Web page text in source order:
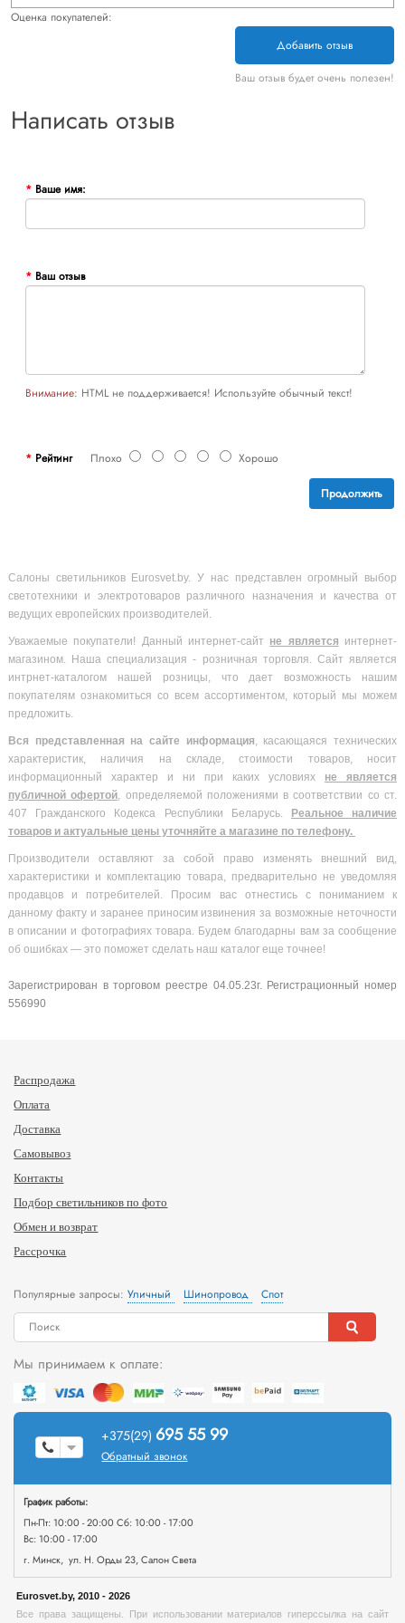
Оценка покупателей:
Добавить отзыв
Ваш отзыв будет очень полезен!
Написать отзыв
Ваше имя:
Ваш отзыв
Внимание: HTML не поддерживается! Используйте обычный текст!
РейтингПлохо Хорошо
Продолжить
Салоны светильников Eurosvet.by. У нас представлен огромный выбор
светотехники и электротоваров различного назначения и качества от
ведущих европейских производителей.
Уважаемые покупатели! Данный интернет-сайт не является интернет-
магазином. Наша специализация - розничная торговля. Сайт является
интрнет-каталогом нашей розницы, что дает возможность нашим
покупателям ознакомиться со всем ассортиментом, который мы можем
предложить.
Вся представленная на сайте информация, касающаяся технических
характеристик, наличия на складе, стоимости товаров, носит
информационный характер и ни при каких условиях не является
публичной офертой, определяемой положениями в соответствии со ст.
407 Гражданского Кодекса Республики Беларусь.
Реальное наличие
товаров и актуальные цены уточняйте а магазине по телефону.
Производители оставляют за собой право изменять внешний вид,
характеристики и комплектацию товара, предварительно не уведомляя
продавцов и потребителей. Просим вас отнестись с пониманием к
данному факту и заранее приносим извинения за возможные неточности
в описании и фотографиях товара. Будем благодарны вам за сообщение
об ошибках — это поможет сделать наш каталог еще точнее!
Зарегистрирован в торговом реестре 04.05.23г. Регистрационный номер
556990
Распродажа
Оплата
Доставка
Самовывоз
Контакты
Подбор светильников по фото
Обмен и возврат
Рассрочка
Популярные запросы:Уличный Шинопровод Спот
Мы принимаем к оплате:
+375(29) 695 55 99
Обратный звонок
График работы:
Пн-Пт: 10:00 - 20:00 Сб: 10:00 - 17:00
Вс: 10:00 - 17:00
г. Минск, ул. Н. Орды 23, Салон Света
Eurosvet.by, 2010 - 2026
Все права защищены. При использовании материалов гиперссылка на сайт